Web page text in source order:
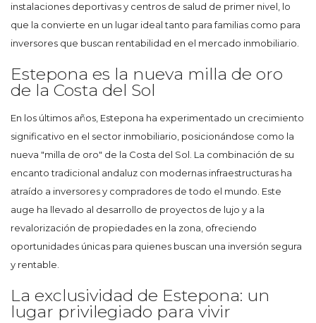
instalaciones deportivas y centros de salud de primer nivel, lo
que la convierte en un lugar ideal tanto para familias como para
inversores que buscan rentabilidad en el mercado inmobiliario.
Estepona es la nueva milla de oro
de la Costa del Sol
En los últimos años, Estepona ha experimentado un crecimiento
significativo en el sector inmobiliario, posicionándose como la
nueva "milla de oro" de la Costa del Sol. La combinación de su
encanto tradicional andaluz con modernas infraestructuras ha
atraído a inversores y compradores de todo el mundo. Este
auge ha llevado al desarrollo de proyectos de lujo y a la
revalorización de propiedades en la zona, ofreciendo
oportunidades únicas para quienes buscan una inversión segura
y rentable.
La exclusividad de Estepona: un
lugar privilegiado para vivir